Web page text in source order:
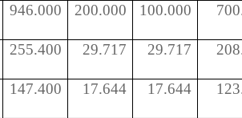
946.000 200.000 100.000
255.400 29.717 29.717
147.400 17.644 17.644